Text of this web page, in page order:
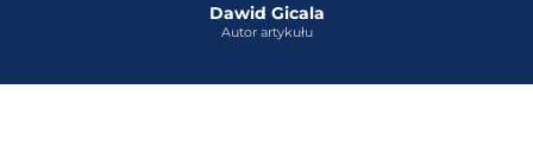
Dawid Gicala
Autor artykułu